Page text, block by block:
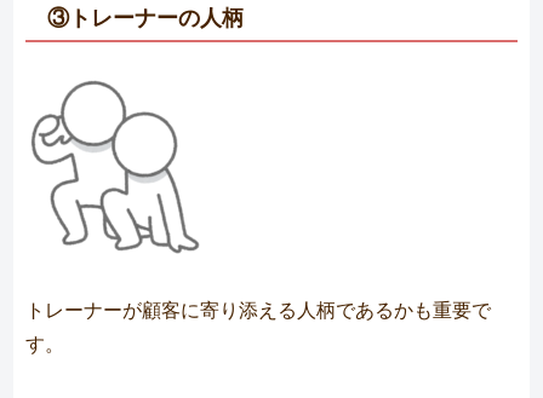
③トレーナーの人柄
トレーナーが顧客に寄り添える人柄であるかも重要で
す。